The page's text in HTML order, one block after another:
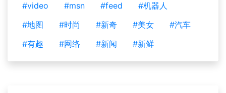
#video
#msn #feed
#机器人
#地图
#时尚 #新奇 #美女
#汽车
#有趣
#网络 #新闻 #新鲜